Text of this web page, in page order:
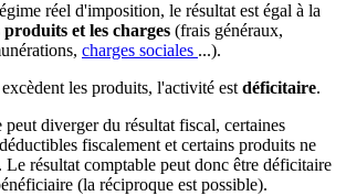
réel d'imposition, le résultat est égal à la
et les charges (frais généraux,
charges sociales ...).
les produits, l'activité est déficitaire.
diverger du résultat fiscal, certaines
fiscalement et certains produits ne
Le résultat comptable peut donc être déficitaire
(la réciproque est possible).